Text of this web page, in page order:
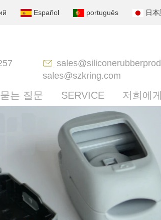
Español português 日
sales@szkring.com
는 질문 SERVICE 저희에